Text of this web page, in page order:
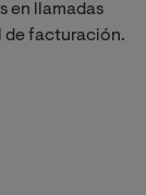
en llamadas
de facturación.